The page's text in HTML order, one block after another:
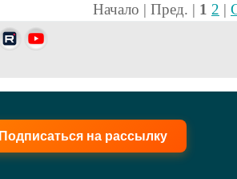
Начало | Пред. | 1 2 |
Подписаться на рассылку